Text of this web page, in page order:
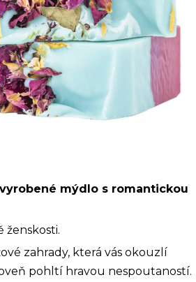
mýdlo s romantickou
ženskosti.
zahrady, která vás okouzlí
pohltí hravou nespoutaností.